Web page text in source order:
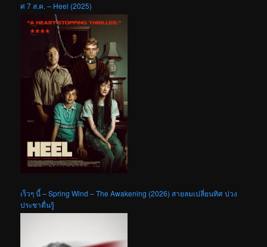
ศ 7 ส.ค. – Heel (2025)
เร็วๆ นี้ – Spring Wind – The Awakening (2026) สายลมเปลี่ยนทิศ ปวง
ประชาตื่นรู้